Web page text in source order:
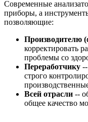
Современные
приборы, а
позволяющие:
Производителю
корректировать
проблемы со
Переработчику
строго
Всей отрасли --
общее качество